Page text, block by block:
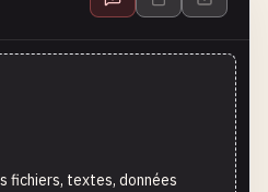
fichiers, textes, données